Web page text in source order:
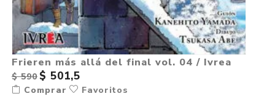
Frieren más allá del final vol. 04 / Ivrea
$ 590 $ 501,5
Comprar Favoritos